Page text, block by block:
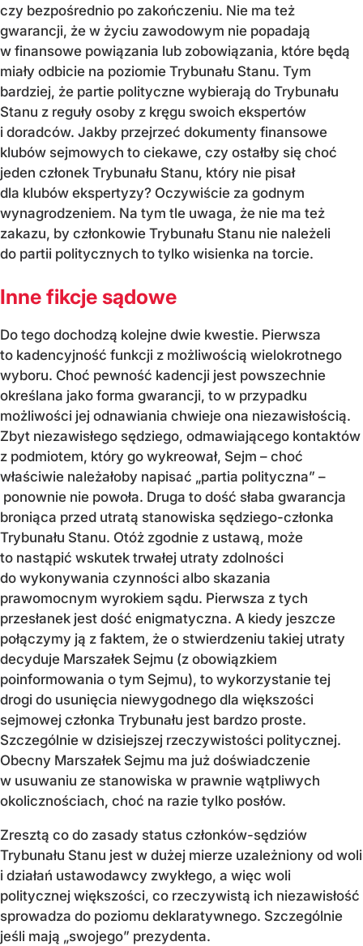
czy bezpośrednio po zakończeniu. Nie ma też
gwarancji, że w życiu zawodowym nie popadają
w finansowe powiązania lub zobowiązania, które będą
miały odbicie na poziomie Trybunału Stanu. Tym
bardziej, że partie polityczne wybierają do Trybunału
Stanu z reguły osoby z kręgu swoich ekspertów
i doradców. Jakby przejrzeć dokumenty finansowe
klubów sejmowych to ciekawe, czy ostałby się choć
jeden członek Trybunału Stanu, który nie pisał
dla klubów ekspertyzy? Oczywiście za godnym
wynagrodzeniem. Na tym tle uwaga, że nie ma też
zakazu, by członkowie Trybunału Stanu nie należeli
do partii politycznych to tylko wisienka na torcie.
Inne fikcje sądowe
Do tego dochodzą kolejne dwie kwestie. Pierwsza
to kadencyjność funkcji z możliwością wielokrotnego
wyboru. Choć pewność kadencji jest powszechnie
określana jako forma gwarancji, to w przypadku
możliwości jej odnawiania chwieje ona niezawisłością.
Zbyt niezawisłego sędziego, odmawiającego kontaktów
z podmiotem, który go wykreował, Sejm – choć
właściwie należałoby napisać „partia polityczna” –
ponownie nie powoła. Druga to dość słaba gwarancja
broniąca przed utratą stanowiska sędziego-członka
Trybunału Stanu. Otóż zgodnie z ustawą, może
to nastąpić wskutek trwałej utraty zdolności
do wykonywania czynności albo skazania
prawomocnym wyrokiem sądu. Pierwsza z tych
przesłanek jest dość enigmatyczna. A kiedy jeszcze
połączymy ją z faktem, że o stwierdzeniu takiej utraty
decyduje Marszałek Sejmu (z obowiązkiem
poinformowania o tym Sejmu), to wykorzystanie tej
drogi do usunięcia niewygodnego dla większości
sejmowej członka Trybunału jest bardzo proste.
Szczególnie w dzisiejszej rzeczywistości politycznej.
Obecny Marszałek Sejmu ma już doświadczenie
w usuwaniu ze stanowiska w prawnie wątpliwych
okolicznościach, choć na razie tylko posłów.
Zresztą co do zasady status członków-sędziów
Trybunału Stanu jest w dużej mierze uzależniony od woli
i działań ustawodawcy zwykłego, a więc woli
politycznej większości, co rzeczywistą ich niezawisłość
sprowadza do poziomu deklaratywnego. Szczególnie
jeśli mają „swojego” prezydenta.